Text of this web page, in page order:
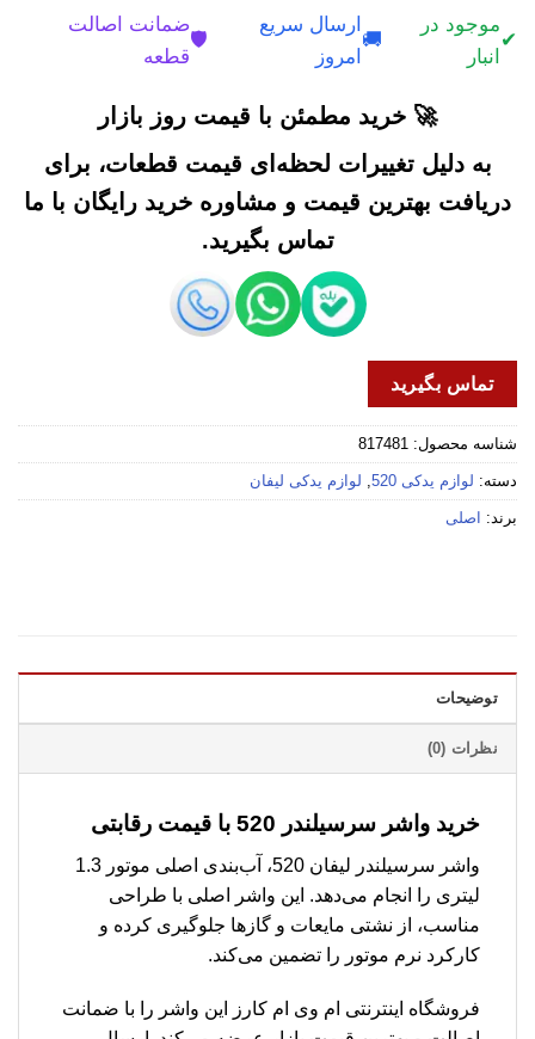
✔
موجود در
انبار
🚚
ارسال سریع
امروز
🛡️
ضمانت اصالت
قطعه
🚀 خرید مطمئن با قیمت روز بازار
به دلیل تغییرات لحظه‌ای قیمت قطعات، برای
دریافت بهترین قیمت و مشاوره خرید رایگان با ما
تماس بگیرید.
تماس بگیرید
شناسه محصول: 817481
دسته: لوازم یدکی 520 , لوازم یدکی لیفان
برند: اصلی
توضیحات
نظرات (0)
خرید واشر سرسیلندر 520 با قیمت رقابتی
واشر سرسیلندر لیفان 520، آب‌بندی اصلی موتور 1.3
لیتری را انجام می‌دهد. این واشر اصلی با طراحی
مناسب، از نشتی مایعات و گازها جلوگیری کرده و
کارکرد نرم موتور را تضمین می‌کند.
فروشگاه اینترنتی ام وی ام کارز این واشر را با ضمانت